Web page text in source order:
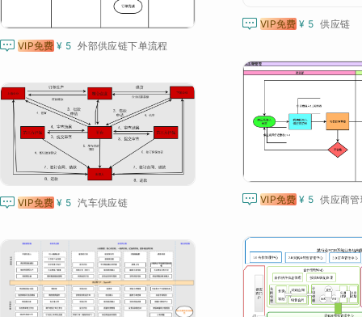
 VIP免费 ¥ 5 外部供应链下单流程
 VIP免费 ¥ 5 供应链
 VIP免费 ¥ 5 供应商
 VIP免费 ¥ 5 汽车供应链